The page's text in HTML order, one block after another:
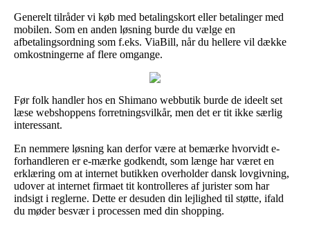
Generelt tilråder vi køb med betalingskort eller betalinger med
mobilen. Som en anden løsning burde du vælge en
afbetalingsordning som f.eks. ViaBill, når du hellere vil dække
omkostningerne af flere omgange.
Før folk handler hos en Shimano webbutik burde de ideelt set
læse webshoppens forretningsvilkår, men det er tit ikke særlig
interessant.
En nemmere løsning kan derfor være at bemærke hvorvidt e-
forhandleren er e-mærke godkendt, som længe har været en
erklæring om at internet butikken overholder dansk lovgivning,
udover at internet firmaet tit kontrolleres af jurister som har
indsigt i reglerne. Dette er desuden din lejlighed til støtte, ifald
du møder besvær i processen med din shopping.